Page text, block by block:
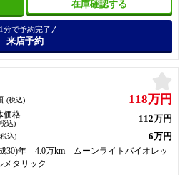
在庫確認する
1分で予約完了
来店予約
(税込) 118万円
価格
込) 112万円
込) 6万円
30)年 4.0万km ムーンライトバイオレッ
メタリック